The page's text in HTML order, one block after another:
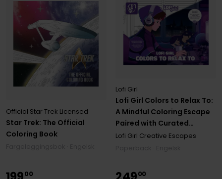
Star Trek: The Official
Coloring Book
Official Star Trek Licensed
Lofi Girl Colors to Relax To:
A Mindful Coloring Escape
Paired with Curated
Playlists
Lofi Girl
Lofi Girl Creative Escapes
00 00